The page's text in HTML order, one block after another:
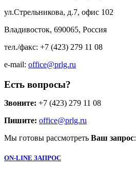
ул.Стрельникова, д.7, офис 102
Владивосток, 690065, Россия
тел./факс: +7 (423) 279 11 08
e-mail: office@prlg.ru
Есть вопросы?
Звоните: +7 (423) 279 11 08
Пишите: office@prlg.ru
Мы готовы рассмотреть Ваш запрос:
ON-LINE ЗАПРОС